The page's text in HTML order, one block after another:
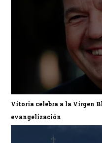
Vitoria celebra a la Virgen
evangelización